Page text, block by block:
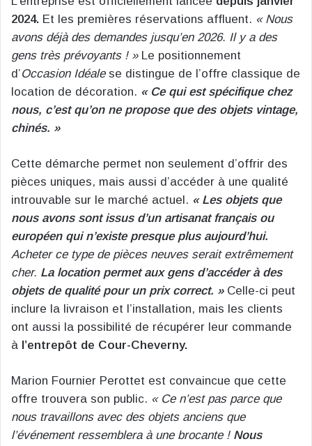
2024. Et les premières réservations affluent. « Nous
avons déjà des demandes jusqu’en 2026. Il y a des
gens très prévoyants ! »Le positionnement
d’Occasion Idéalese distingue de l’offre classique de
location de décoration. « Ce qui est spécifique chez
nous, c’est qu’on ne propose que des objets vintage,
chinés. »
Cette démarche permet non seulement d’offrir des
pièces uniques, mais aussi d’accéder à une qualité
introuvable sur le marché actuel. « Les objets que
nous avons sont issus d’un artisanat français ou
européen qui n’existe presque plus aujourd’hui.
Acheter ce type de pièces neuves serait extrêmement
cher. La location permet aux gens d’accéder à des
objets de qualité pour un prix correct. » Celle-ci peut
inclure la livraison et l’installation, mais les clients
ont aussi la possibilité de récupérer leur commande
à l’entrepôt de Cour-Cheverny.
Marion Fournier Perottet est convaincue que cette
offre trouvera son public. « Ce n’est pas parce que
nous travaillons avec des objets anciens que
l’événement ressemblera à une brocante ! Nous